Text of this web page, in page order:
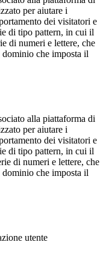
per aiutare i
dei visitatori e
di tipo pattern, in cui il
di numeri e lettere, che
che imposta il
alla piattaforma di
per aiutare i
dei visitatori e
di tipo pattern, in cui il
di numeri e lettere, che
che imposta il
utente